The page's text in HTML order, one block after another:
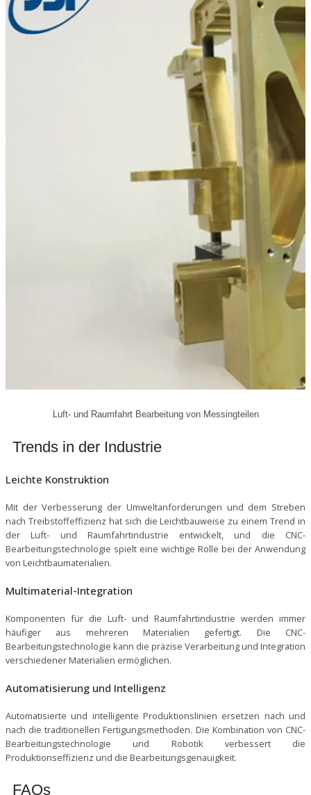
Luft- und Raumfahrt Bearbeitung von Messingteilen
Trends in der Industrie
Leichte Konstruktion
Mit der Verbesserung der Umweltanforderungen und dem Streben
nach Treibstoffeffizienz hat sich die Leichtbauweise zu einem Trend in
der Luft- und Raumfahrtindustrie entwickelt, und die CNC-
Bearbeitungstechnologie spielt eine wichtige Rolle bei der Anwendung
von Leichtbaumaterialien.
Multimaterial-Integration
Komponenten für die Luft- und Raumfahrtindustrie werden immer
häufiger aus mehreren Materialien gefertigt. Die CNC-
Bearbeitungstechnologie kann die präzise Verarbeitung und Integration
verschiedener Materialien ermöglichen.
Automatisierung und Intelligenz
Automatisierte und intelligente Produktionslinien ersetzen nach und
nach die traditionellen Fertigungsmethoden. Die Kombination von CNC-
Bearbeitungstechnologie und Robotik verbessert die
Produktionseffizienz und die Bearbeitungsgenauigkeit.
FAQs